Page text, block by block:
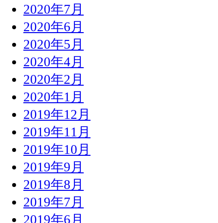
2020年7月
2020年6月
2020年5月
2020年4月
2020年2月
2020年1月
2019年12月
2019年11月
2019年10月
2019年9月
2019年8月
2019年7月
2019年6月